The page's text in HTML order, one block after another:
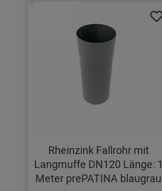
Rheinzink Fallrohr mit
Langmuffe DN120 Länge: 1
Meter prePATINA blaugrau